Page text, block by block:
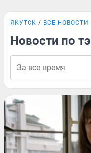
ЯКУТСК ВСЕ НОВОСТИ
Новости по